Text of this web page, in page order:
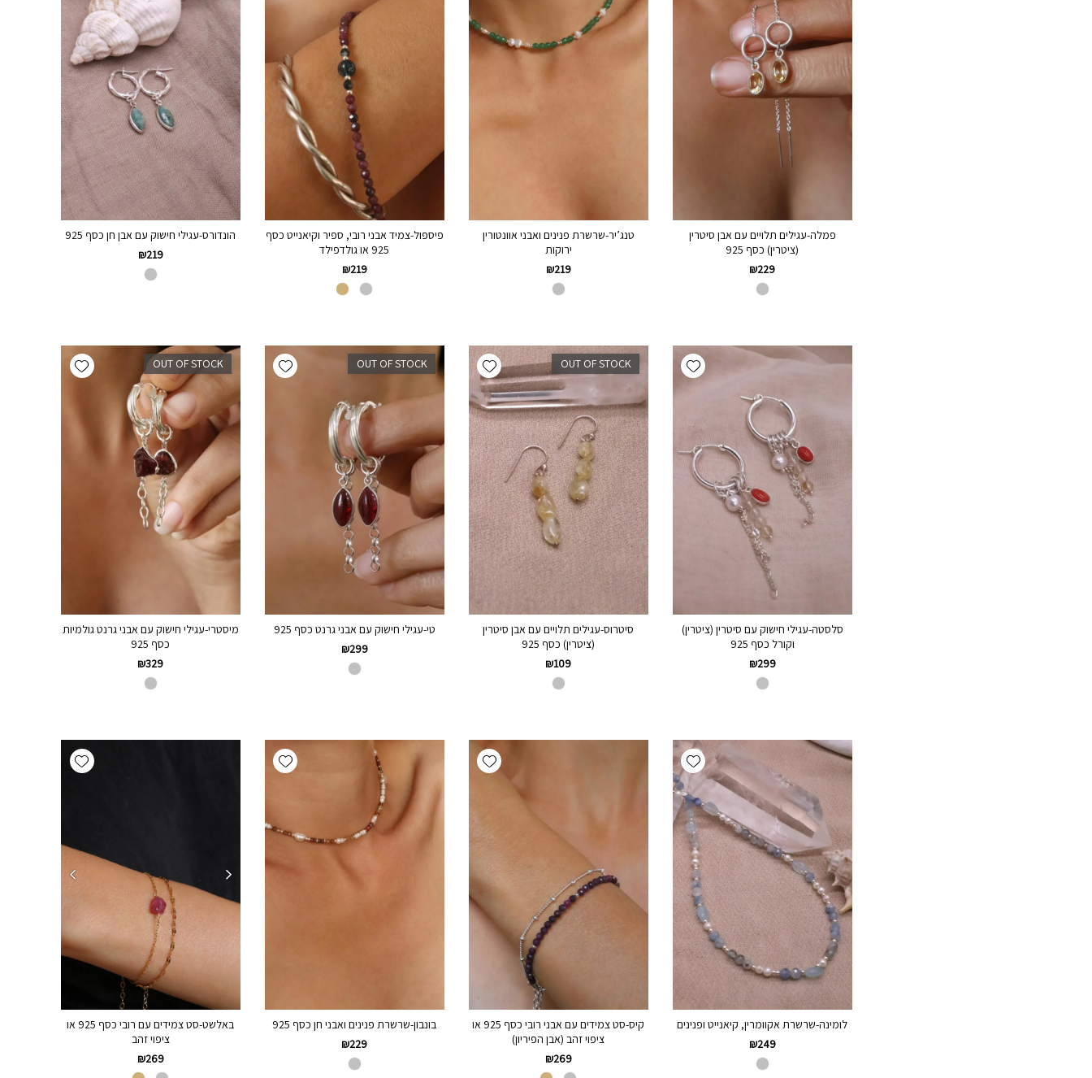
פמלה-עגילים תלויים עם אבן סיטרין
(ציטרין) כסף 925
₪229
טנג’יר-שרשרת פנינים ואבני אוונטורין
ירוקות
₪219
פיספול-צמיד אבני רובי, ספיר וקיאנייט כסף
925 או גולדפילד
₪219
הונדורס-עגילי חישוק עם אבן חן כסף 925
₪219
Add wishlist
סלסטה-עגילי חישוק עם סיטרין (ציטרין)
וקורל כסף 925
₪299
Add wishlist OUT OF STOCK
סיטרוס-עגילים תלויים עם אבן סיטרין
(ציטרין) כסף 925
₪109
Add wishlist OUT OF STOCK
טי-עגילי חישוק עם אבני גרנט כסף 925
₪299
Add wishlist OUT OF STOCK
מיסטרי-עגילי חישוק עם אבני גרנט גולמיות
כסף 925
₪329
Add wishlist
לומינה-שרשרת אקוומרין, קיאנייט ופנינים
₪249
Add wishlist
קיס-סט צמידים עם אבני רובי כסף 925 או
ציפוי זהב (אבן הפיריון)
₪269
Add wishlist
בונבון-שרשרת פנינים ואבני חן כסף 925
₪229
Add wishlist
באלשט-סט צמידים עם רובי כסף 925 או
ציפוי זהב
₪269